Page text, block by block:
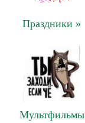
Праздники »
Мультфильмы